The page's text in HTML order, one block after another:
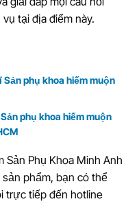
tại địa điểm này.
Sản phụ khoa hiếm muộn
phụ khoa hiếm muộn
Sản Phụ Khoa Minh Anh
phẩm, bạn có thể
trực tiếp đến hotline